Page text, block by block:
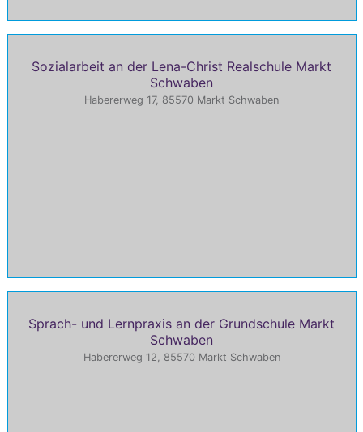
Sozialarbeit an der Lena-Christ Realschule Markt
Schwaben
Habererweg 17, 85570 Markt Schwaben
Sprach- und Lernpraxis an der Grundschule Markt
Schwaben
Habererweg 12, 85570 Markt Schwaben